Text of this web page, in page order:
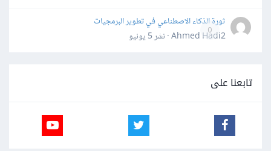
0
ثورة الذكاء الاصطناعي في تطوير البرمجيات
Ahmed Hadi2 · نشر
5 يونيو
تابعنا على